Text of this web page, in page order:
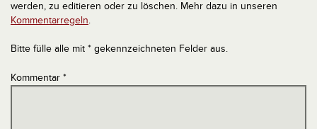
werden, zu editieren oder zu löschen. Mehr dazu in unseren
Kommentarregeln.
Bitte fülle alle mit * gekennzeichneten Felder aus.
Kommentar *